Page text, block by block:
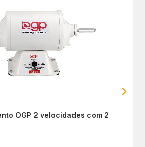
OGP 2 velocidades com 2